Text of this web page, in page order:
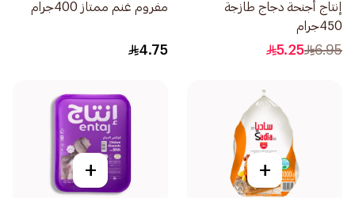
إنتاج أجنحة دجاج طازجة
450جرام
6.95
5.25
مفروم غنم ممتاز 400جرام
4.75
+
+